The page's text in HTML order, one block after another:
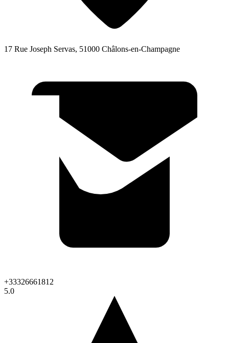
17 Rue Joseph Servas, 51000 Châlons-en-Champagne
+33326661812
5.0